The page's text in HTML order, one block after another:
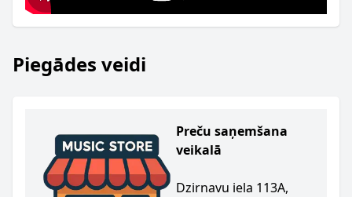
Piegādes veidi
Preču saņemšana
veikalā
Dzirnavu iela 113A,